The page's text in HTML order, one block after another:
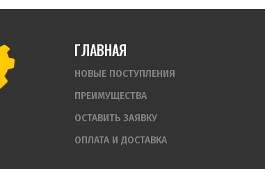
ГЛАВНАЯ
НОВЫЕ ПОСТУПЛЕНИЯ
ПРЕИМУЩЕСТВА
ОСТАВИТЬ ЗАЯВКУ
ОПЛАТА И ДОСТАВКА